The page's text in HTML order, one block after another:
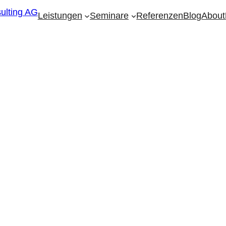
Leistungen Seminare ReferenzenBlogAbout